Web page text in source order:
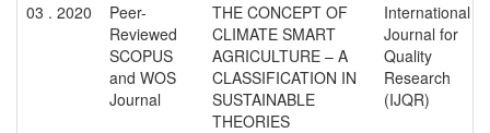
03 . 2020
Peer-
Reviewed
SCOPUS
and WOS
Journal
THE CONCEPT OF
CLIMATE SMART
AGRICULTURE – A
CLASSIFICATION IN
SUSTAINABLE
THEORIES
International
Journal for
Quality
Research
(IJQR)